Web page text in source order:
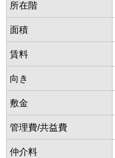
所在階
面積
賃料
向き
敷金
管理費/共益費
仲介料